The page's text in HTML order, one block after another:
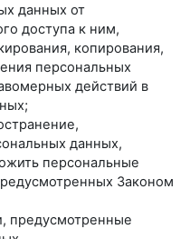
данных от
доступа к ним,
копирования,
персональных
действий в
данных,
персональные
Законом
предусмотренные